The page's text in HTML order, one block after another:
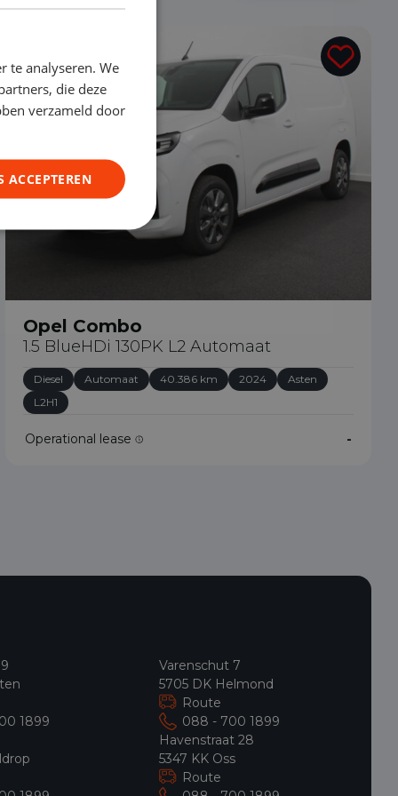
Opel Combo
1.5 BlueHDi 130PK L2 Automaat
Diesel Automaat 40.386 km 2024
Asten
L2H1
Operational lease -
1899
Varenschut 7
5705 DK Helmond
Route
088 - 700 1899
Havenstraat 28
5347 KK Oss
Route
te analyseren. We
die deze
verzameld door
ACCEPTEREN